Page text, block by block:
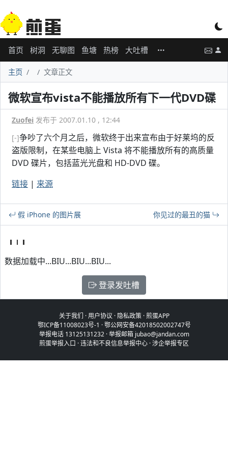
首页 树洞 无聊图 鱼塘 热榜 大吐槽
主页 文章正文
微软宣布vista不能播放所有下一代DVD碟
Zuofei 发布于 2007.01.10 , 12:44
[-]争吵了六个月之后，微软终于出来宣布由于好莱坞的反
盗版限制，在某些电脑上 Vista 将不能播放所有的高质量
DVD 碟片，包括蓝光光盘和 HD-DVD 碟。
链接 | 来源
假 iPhone 的图片展 你见过的最丑的猫
数据加载中...BIU...BIU...BIU...
登录发吐槽
关于我们 ·用户协议 · 隐私政策·煎蛋APP
鄂ICP备11008023号-1 ·鄂公网安备42018502002747号
举报电话 13125131232 · 举报邮箱 jubao@jandan.com
煎蛋举报入口 ·违法和不良信息举报中心 ·涉企举报专区